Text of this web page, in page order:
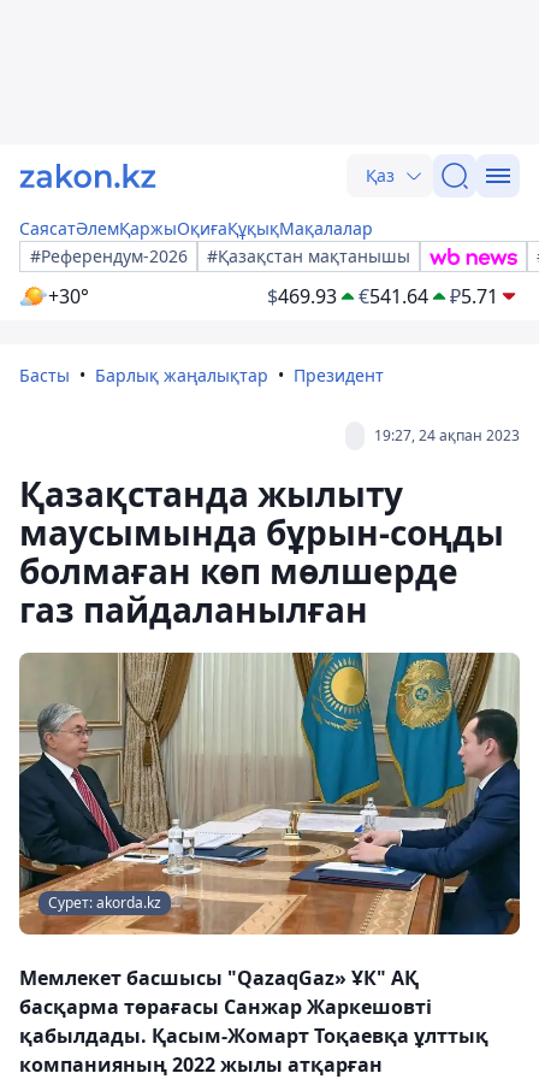
Қаз
СаясатӘлемҚаржыОқиғаҚұқықМақалалар
#Референдум-2026
#Қазақстан мақтанышы
+30° $469.93 €541.64 ₽5.71
Басты Барлық жаңалықтар Президент
19:27, 24 ақпан 2023
Қазақстанда жылыту
маусымында бұрын-соңды
болмаған көп мөлшерде
газ пайдаланылған
Сурет: akorda.kz
Мемлекет басшысы "QazaqGaz» ҰК" АҚ
басқарма төрағасы Санжар Жаркешовті
қабылдады. Қасым-Жомарт Тоқаевқа ұлттық
компанияның 2022 жылы атқарған